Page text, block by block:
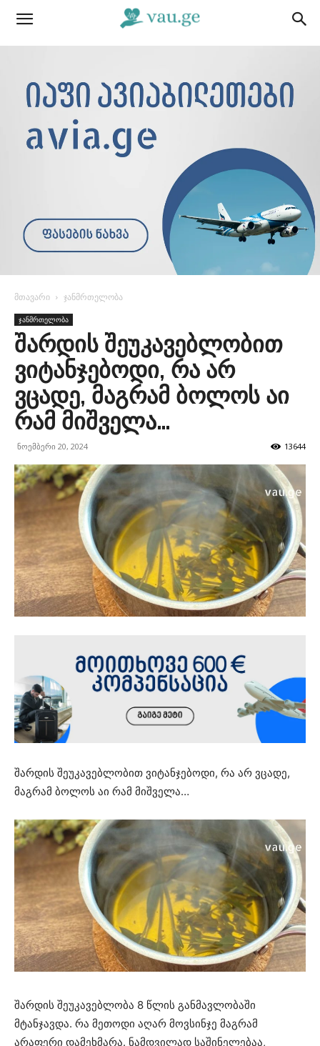
მთავარი ჯანმრთელობა
ჯანმრთელობა
შარდის შეუკავებლობით
ვიტანჯებოდი, რა არ
ვცადე, მაგრამ ბოლოს აი
რამ მიშველა…
ნოემბერი 20, 2024 13644
შარდის შეუკავებლობით ვიტანჯებოდი, რა არ ვცადე,
მაგრამ ბოლოს აი რამ მიშველა…
შარდის შეუკავებლობა 8 წლის განმავლობაში
მტანჯავდა. რა მეთოდი აღარ მოვსინჯე მაგრამ
არაფერი დამეხმარა. ნამდვილად საშინელებაა,